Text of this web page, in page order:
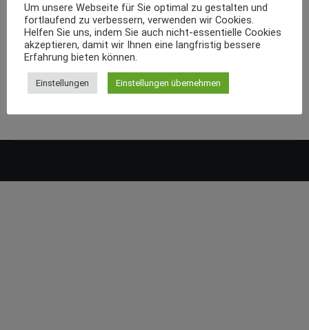
Um unsere Webseite für Sie optimal zu gestalten und
fortlaufend zu verbessern, verwenden wir Cookies.
Helfen Sie uns, indem Sie auch nicht-essentielle Cookies
akzeptieren, damit wir Ihnen eine langfristig bessere
Erfahrung bieten können.
Einstellungen Einstellungen übernehmen